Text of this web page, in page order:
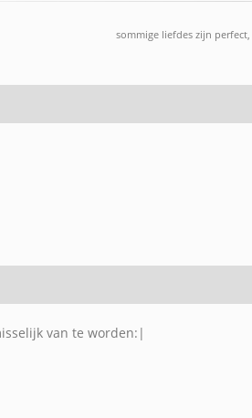
sommige liefdes zijn
van te worden:|